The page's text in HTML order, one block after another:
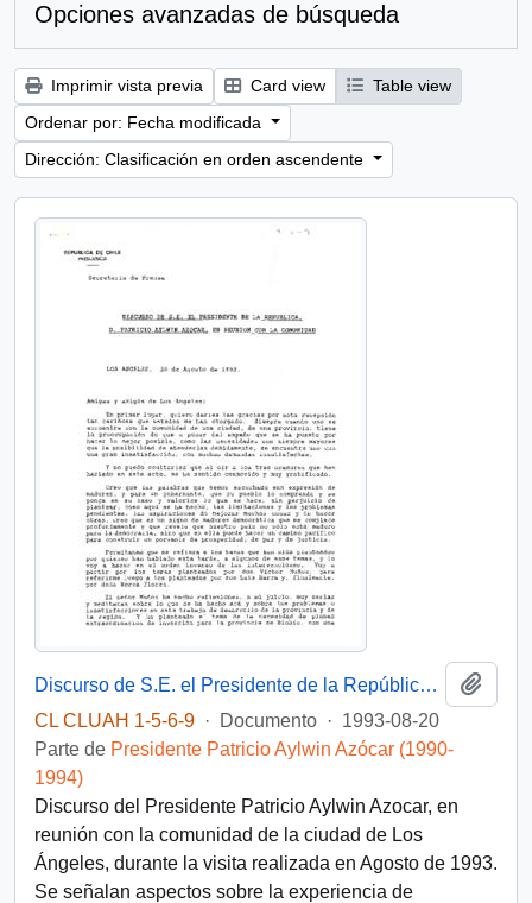
Opciones avanzadas de búsqueda
Imprimir vista previa Card view
Table view
Ordenar por: Fecha modificada
Dirección: Clasificación en orden ascendente
Discurso de S.E. el Presidente de la República, D. Patricio Aylwin Azocar, en reunión con la comunidad.
CL CLUAH 1-5-6-9 · Documento · 1993-08-20
Parte de Presidente Patricio Aylwin Azócar (1990-
1994)
Discurso del Presidente Patricio Aylwin Azocar, en
reunión con la comunidad de la ciudad de Los
Ángeles, durante la visita realizada en Agosto de 1993.
Se señalan aspectos sobre la experiencia de